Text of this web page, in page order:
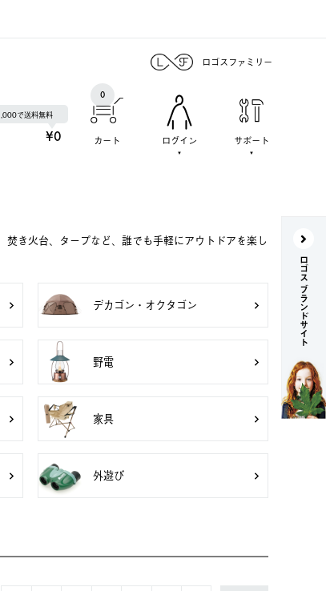
ロゴスファミリー
で送料無料
¥0 カート
0
ログイン サポート
き火台、タープなど、誰でも手軽にアウトドアを楽し
デカゴン・オクタゴン
野電
家具
外遊び
ロゴス ブランドサイト